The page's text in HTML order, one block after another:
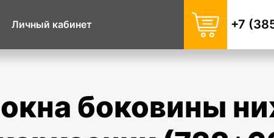
Личный кабинет +7